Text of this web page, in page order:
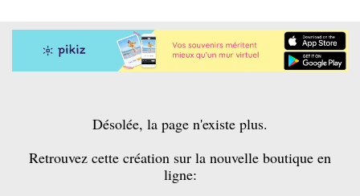
Désolée, la page n'existe plus.
Retrouvez cette création sur la nouvelle boutique en
ligne: